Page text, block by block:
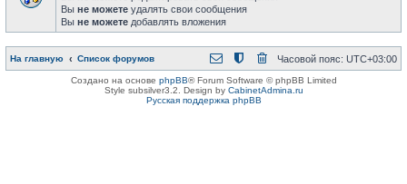
Вы не можете удалять свои сообщения
Вы не можете добавлять вложения
На главную Список форумов Часовой пояс: UTC+03:00
Создано на основе phpBB® Forum Software © phpBB Limited
Style subsilver3.2. Design by CabinetAdmina.ru
Русская поддержка phpBB